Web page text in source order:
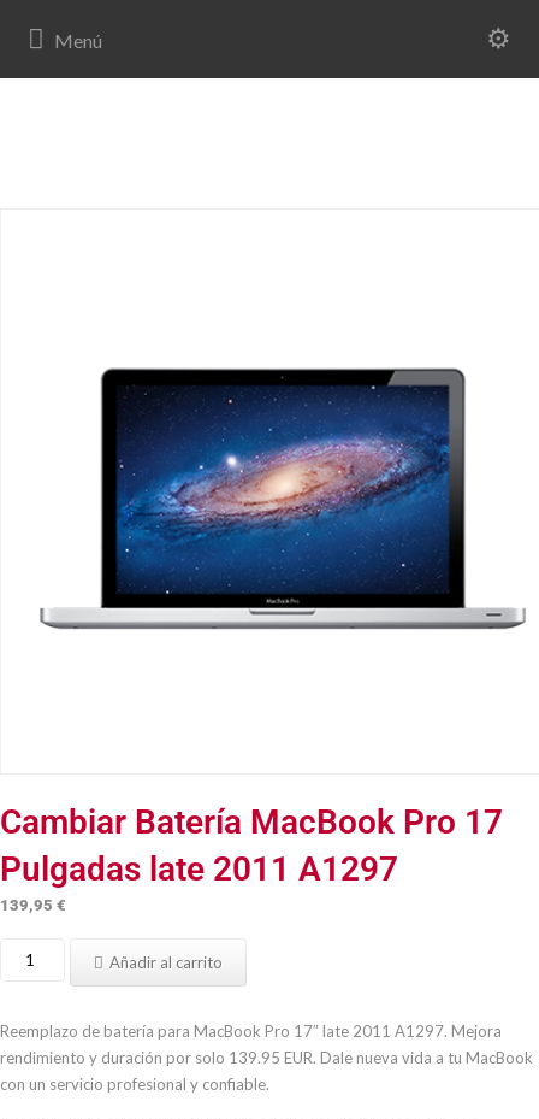
Cambiar Batería MacBook Pro 17
Pulgadas late 2011 A1297
139,95 €
Cambiar
Pro
17
Pulgadas
Añadir al carrito
Reemplazo de batería para MacBook Pro 17″ late 2011 A1297. Mejora
rendimiento y duración por solo 139.95 EUR. Dale nueva vida a tu MacBook
con un servicio profesional y confiable.